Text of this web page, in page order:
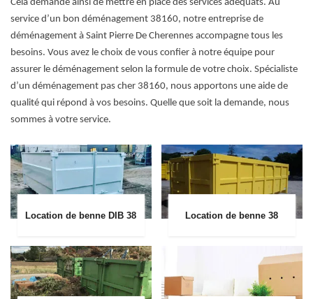
Cela demande ainsi de mettre en place des services adéquats. Au
service d’un bon déménagement 38160, notre entreprise de
déménagement à Saint Pierre De Cherennes accompagne tous les
besoins. Vous avez le choix de vous confier à notre équipe pour
assurer le déménagement selon la formule de votre choix. Spécialiste
d’un déménagement pas cher 38160, nous apportons une aide de
qualité qui répond à vos besoins. Quelle que soit la demande, nous
sommes à votre service.
Location de benne DIB 38 Location de benne 38